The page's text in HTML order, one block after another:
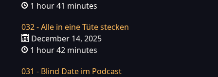
1 hour 41 minutes
032 - Alle in eine Tüte stecken
December 14, 2025
1 hour 42 minutes
031 - Blind Date im Podcast